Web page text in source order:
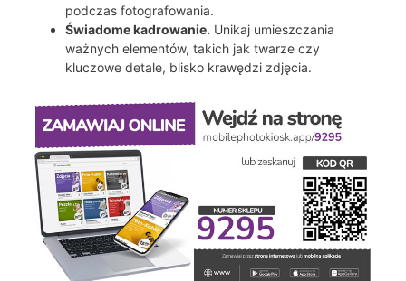
podczas fotografowania.
Świadome kadrowanie. Unikaj umieszczania
ważnych elementów, takich jak twarze czy
kluczowe detale, blisko krawędzi zdjęcia.